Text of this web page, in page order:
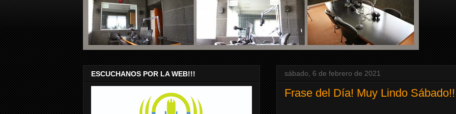
sábado, 6 de febrero de 2021
Frase del Día! Muy Lindo
ESCUCHANOS POR LA WEB!!!